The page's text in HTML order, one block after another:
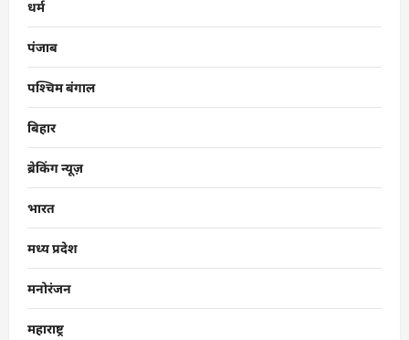
धर्म
पंजाब
पश्चिम बंगाल
बिहार
ब्रेकिंग न्यूज़
भारत
मध्य प्रदेश
मनोरंजन
महाराष्ट्र